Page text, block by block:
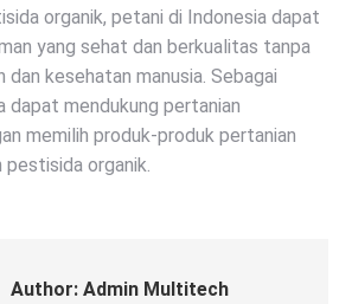
organik, petani di Indonesia dapat
yang sehat dan berkualitas tanpa
dan kesehatan manusia. Sebagai
dapat mendukung pertanian
memilih produk-produk pertanian
pestisida organik.
Author: Admin Multitech